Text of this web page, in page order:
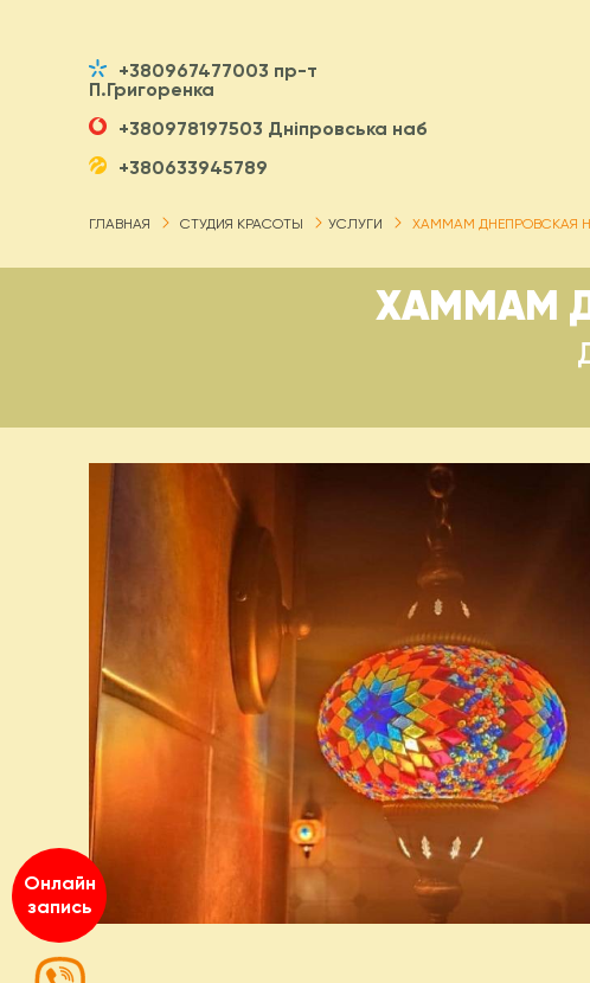
+380967477003 пр-т
П.Григоренка
+380978197503 Дніпровська наб
+380633945789
ГЛАВНАЯ СТУДИЯ КРАСОТЫ УСЛУГИ ХАММАМ ДНЕПРОВСКАЯ
ХАММАМ
Онлайн
запись